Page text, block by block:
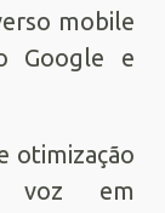
mobile
Google e
otimização
voz em